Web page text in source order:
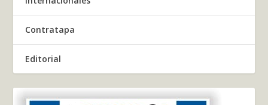
Contratapa
Editorial